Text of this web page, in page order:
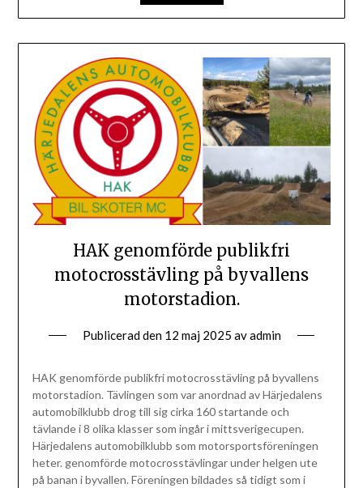
HAK genomförde publikfri
motocrosstävling på byvallens
motorstadion.
Publicerad den 12 maj 2025 avadmin
HAK genomförde publikfri motocrosstävling på byvallens
motorstadion. Tävlingen som var anordnad av Härjedalens
automobilklubb drog till sig cirka 160 startande och
tävlande i 8 olika klasser som ingår i mittsverigecupen.
Härjedalens automobilklubb som motorsportsföreningen
heter. genomförde motocrosstävlingar under helgen ute
på banan i byvallen. Föreningen bildades så tidigt som i